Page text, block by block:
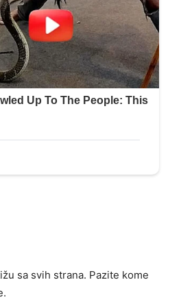
sa svih strana. Pazite kome